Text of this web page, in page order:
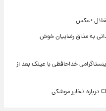
+عکس
به مذاق رضاییان خوش
خداحافظی با عینک بعد از